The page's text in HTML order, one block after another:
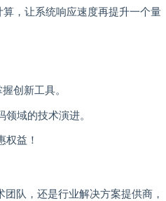
，让系统响应速度再提升一个量
创新工具。
域的技术演进。
益！
队，还是行业解决方案提供商，